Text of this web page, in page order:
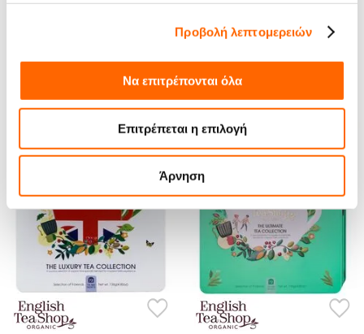
Προβολή λεπτομερειών
Να επιτρέπονται όλα
Επιτρέπεται η επιλογή
Άρνηση
Μπορεί να σου αρέσουν